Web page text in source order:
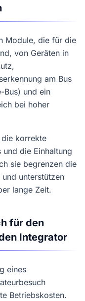
Module, die für die
von Geräten in
am Bus
Bus) und ein
bei hoher
die korrekte
die Einhaltung
sie begrenzen die
unterstützen
lange Zeit.
für den
Integrator
eines
Betriebskosten.